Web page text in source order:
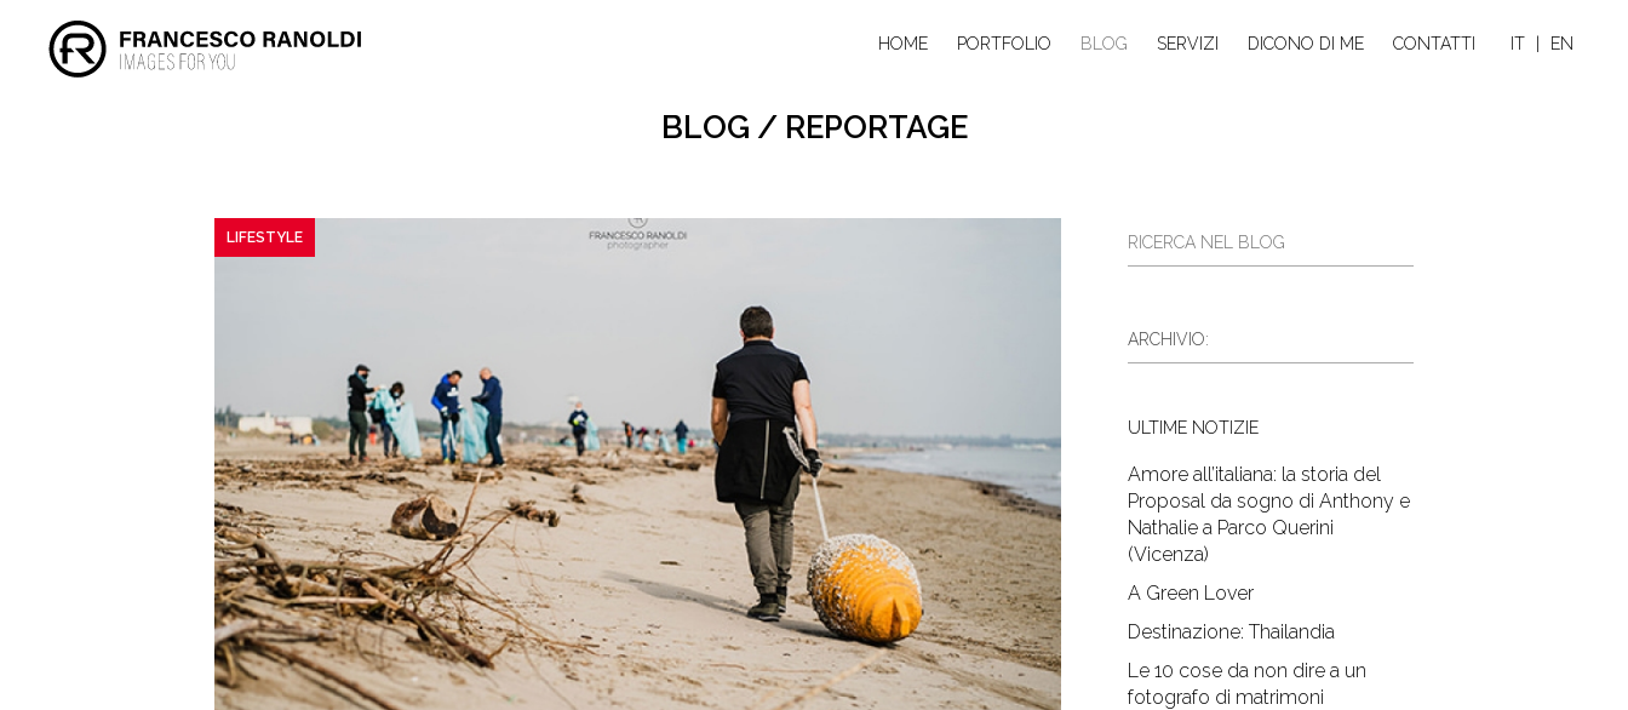
HOME PORTFOLIO BLOG SERVIZI DICONO DI ME CONTATTI IT EN
BLOG / REPORTAGE
LIFESTYLE
ULTIME NOTIZIE
Amore all’italiana: la storia del
Proposal da sogno di Anthony e
Nathalie a Parco Querini
(Vicenza)
A Green Lover
Destinazione: Thailandia
Le 10 cose da non dire a un
fotografo di matrimoni